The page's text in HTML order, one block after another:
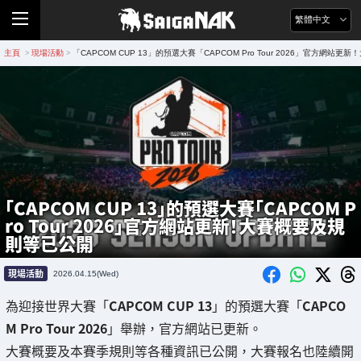
繁體中文
主頁 > 現場活動 > 「CAPCOM CUP 13」的預選大賽「CAPCOM Pro Tour 2026」官方網站更新
「CAPCOM CUP 13」的預選大賽「CAPCOM P
ro Tour 2026」官方網站更新！大賽概要及規
則等已公開
現場活動 2026.04.15(Wed)
為迎接世界大賽「CAPCOM CUP 13」的預選大賽「CAPCO
M Pro Tour 2026」舉辦，官方網站已更新。
大賽概要及本賽季規則等各種資訊已公開，大賽報名也陸續開